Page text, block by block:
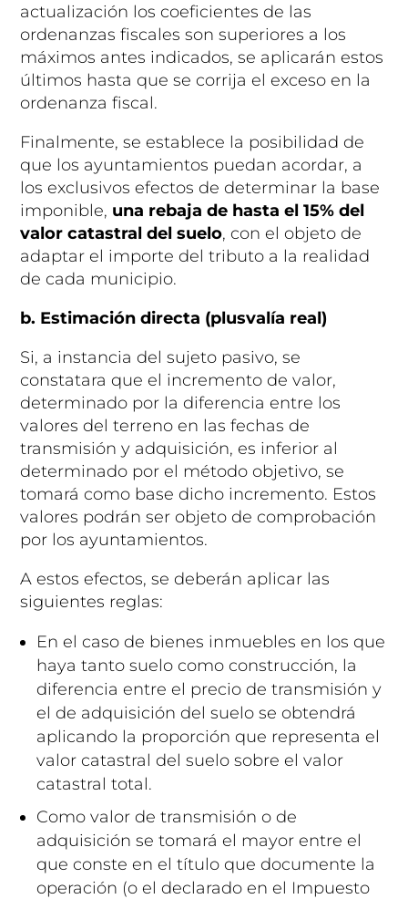
actualización los coeficientes de las
ordenanzas fiscales son superiores a los
máximos antes indicados, se aplicarán estos
últimos hasta que se corrija el exceso en la
ordenanza fiscal.
Finalmente, se establece la posibilidad de
que los ayuntamientos puedan acordar, a
los exclusivos efectos de determinar la base
imponible, una rebaja de hasta el 15% del
valor catastral del suelo, con el objeto de
adaptar el importe del tributo a la realidad
de cada municipio.
b. Estimación directa (plusvalía real)
Si, a instancia del sujeto pasivo, se
constatara que el incremento de valor,
determinado por la diferencia entre los
valores del terreno en las fechas de
transmisión y adquisición, es inferior al
determinado por el método objetivo, se
tomará como base dicho incremento. Estos
valores podrán ser objeto de comprobación
por los ayuntamientos.
A estos efectos, se deberán aplicar las
siguientes reglas:
En el caso de bienes inmuebles en los que
haya tanto suelo como construcción, la
diferencia entre el precio de transmisión y
el de adquisición del suelo se obtendrá
aplicando la proporción que representa el
valor catastral del suelo sobre el valor
catastral total.
Como valor de transmisión o de
adquisición se tomará el mayor entre el
que conste en el título que documente la
operación (o el declarado en el Impuesto